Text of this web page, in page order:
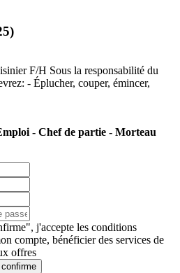
F/H Sous la responsabilité du
- Éplucher, couper, émincer,
- Chef de partie - Morteau
j'accepte les conditions
compte, bénéficier des services de
offres